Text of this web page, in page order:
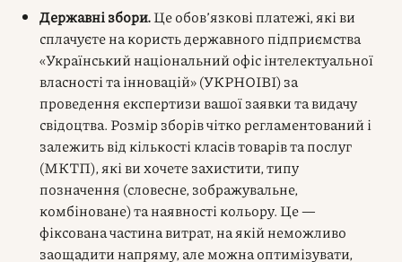
Державні збори.Це обов’язкові платежі, які ви
сплачуєте на користь державного підприємства
«Український національний офіс інтелектуальної
власності та інновацій» (УКРНОІВІ) за
проведення експертизи вашої заявки та видачу
свідоцтва. Розмір зборів чітко регламентований і
залежить від кількості класів товарів та послуг
(МКТП), які ви хочете захистити, типу
позначення (словесне, зображувальне,
комбіноване) та наявності кольору. Це —
фіксована частина витрат, на якій неможливо
заощадити напряму, але можна оптимізувати,